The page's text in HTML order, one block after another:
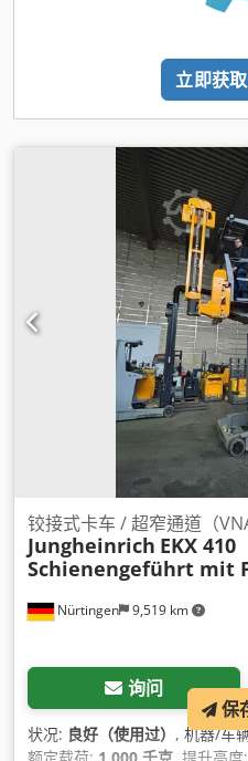
立即获
Nürtingen 9,519 km
铰接式卡车 / 超窄通道（VNA
Jungheinrich EKX 410
Schienengeführt mit
询问
状况: 良好（使用过） , 机器/车
保